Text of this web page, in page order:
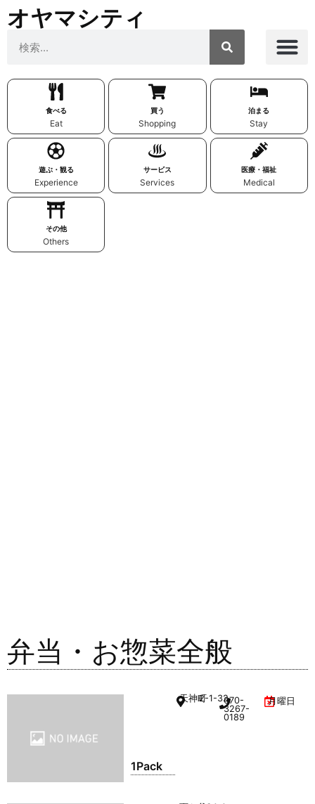
オヤマシティ
食べる
Eat
買う
Shopping
泊まる
Stay
遊ぶ・観る
Experience
サービス
Services
医療・福祉
Medical
その他
Others
弁当・お惣菜全般
1Pack
天神町2-1-32070-
3267-
0189
月曜日